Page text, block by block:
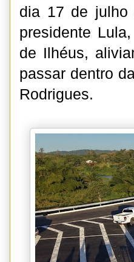
dia 17 de julho
presidente
de Ilhéus,
passar dentro
Rodrigues.